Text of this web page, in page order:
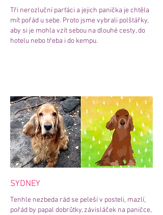
Tři nerozluční parťáci a jejich panička je chtěla
mít pořád u sebe. Proto jsme vybrali polštářky,
aby si je mohla vzít sebou na dlouhé cesty, do
hotelu nebo třeba i do kempu.
SYDNEY
Tenhle nezbeda rád se peleší v posteli, mazlí,
pořád by papal dobrůtky, závisláček na paničce,